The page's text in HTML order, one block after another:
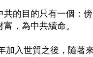
共的目的只有一個：
，為中共續命。
加入世貿之後，隨著